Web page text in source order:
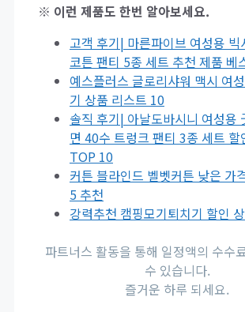
※ 이런 제품도 한번 알아보세요.
고객 후기| 마른파이브 여성용 빅
코튼 팬티 5종 세트 추천 제품 베
예스플러스 글로리샤워 맥시 여
기 상품 리스트 10
솔직 후기| 아날도바시니 여성용
면 40수 트렁크 팬티 3종 세트 할
TOP 10
커튼 블라인드 벨벳커튼 낮은 가
5 추천
강력추천 캠핑모기퇴치기 할인
파트너스 활동을 통해 일정액의 수수
수 있습니다.
즐거운 하루 되세요.